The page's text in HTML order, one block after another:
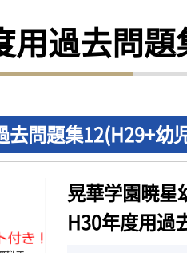
用過去問
去問題集12(H29+幼
晃華学園暁星
H30年度用過